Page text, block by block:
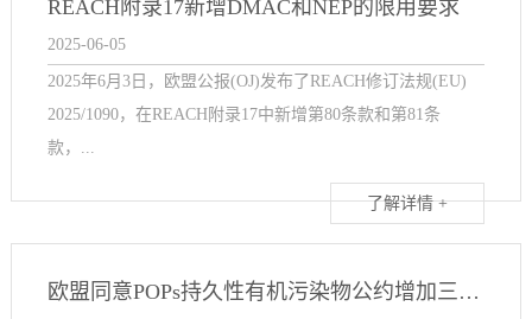
REACH附录17新增DMAC和NEP的限用要求
2025-06-05
2025年6月3日，欧盟公报(OJ)发布了REACH修订法规(EU)
2025/1090，在REACH附录17中新增第80条款和第81条
款，...
了解详情 +
欧盟同意POPs持久性有机污染物公约增加三项禁用物质